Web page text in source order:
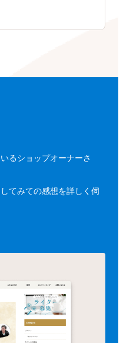
るショップオーナーさ
てみての感想を詳しく伺